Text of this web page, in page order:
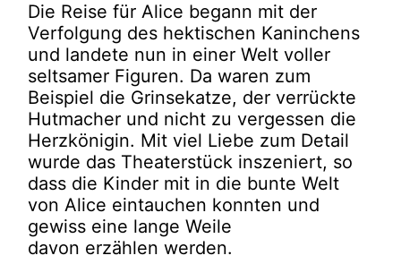
Die Reise für Alice begann mit der
Verfolgung des hektischen Kaninchens
und landete nun in einer Welt voller
seltsamer Figuren. Da waren zum
Beispiel die Grinsekatze, der verrückte
Hutmacher und nicht zu vergessen die
Herzkönigin. Mit viel Liebe zum Detail
wurde das Theaterstück inszeniert, so
dass die Kinder mit in die bunte Welt
von Alice eintauchen konnten und
gewiss eine lange Weile
davon erzählen werden.